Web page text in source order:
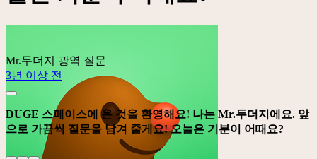
Mr.두더지
광역 질문
3년 이상 전
DUGE 스페이스에 온 것을 환영해요! 나는 Mr.두더지에요. 앞
으로 가끔씩 질문을 남겨 줄게요! 오늘은 기분이 어때요?